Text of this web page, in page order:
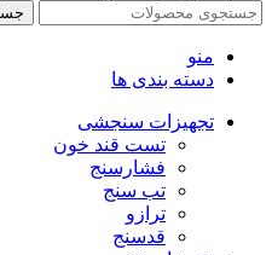
منو
دسته بندی ها
تجهیزات سنجشی
تست قند خون
فشارسنج
تب سنج
ترازو
قدسنج